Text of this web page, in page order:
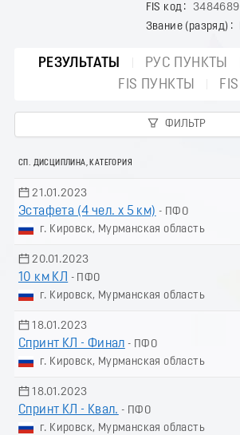
FIS код
3484689
Звание (разряд)
РЕЗУЛЬТАТЫ РУС ПУНКТЫ
FIS ПУНКТЫ
FIS
ФИЛЬТР
СП. ДИСЦИПЛИНА, КАТЕГОРИЯ
21.01.2023
Эстафета (4 чел. х 5 км) - ПФО
г. Кировск, Мурманская область
20.01.2023
10 км КЛ
- ПФО
г. Кировск, Мурманская область
18.01.2023
Спринт КЛ - Финал - ПФО
г. Кировск, Мурманская область
18.01.2023
Спринт КЛ - Квал. - ПФО
г. Кировск, Мурманская область